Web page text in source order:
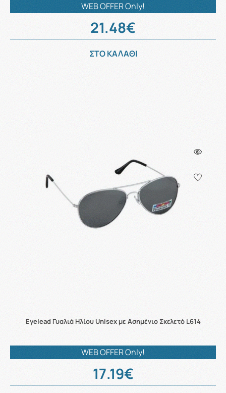
WEB OFFER Only!
21.48€
ΣΤΟ ΚΑΛΑΘΙ
Eyelead Γυαλιά Ηλίου Unisex με Ασημένιο Σκελετό L614
WEB OFFER Only!
17.19€